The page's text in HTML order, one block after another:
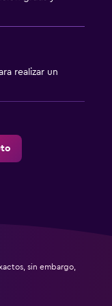
realizar un
sin embargo,